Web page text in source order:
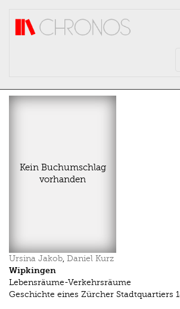
Kein Buchumschlag
vorhanden
Ursina Jakob, Daniel Kurz
Wipkingen
Lebensräume-Verkehrsräume
Geschichte eines Zürcher Stadtquartiers